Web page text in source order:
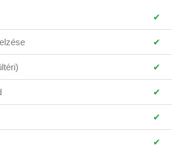
✔
✔
✔
✔
✔
✔